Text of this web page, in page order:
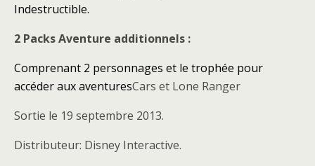
Indestructible.
2 Packs Aventure additionnels :
Comprenant 2 personnages et le trophée pour
accéder aux aventuresCars et Lone Ranger
Sortie le 19 septembre 2013.
Distributeur: Disney Interactive.